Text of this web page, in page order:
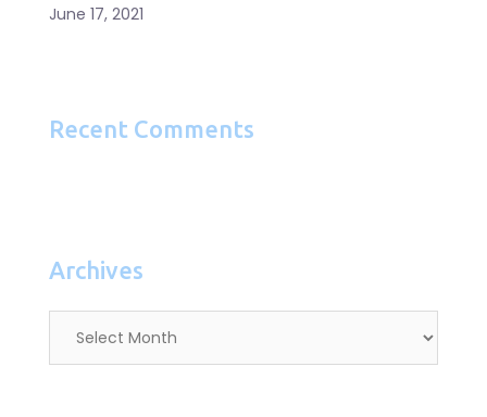
June 17, 2021
Recent Comments
Archives